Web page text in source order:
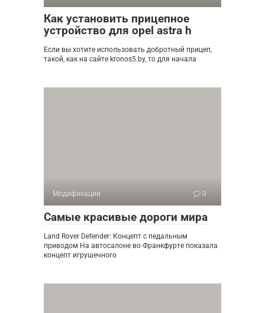
Как установить прицепное
устройство для opel astra h
Если вы хотите использовать добротный прицеп,
такой, как на сайте kronos5.by, то для начала
Модификации 0
Самые красивые дороги мира
Land Rover Defender: Концепт с педальным
приводом На автосалоне во Франкфурте показала
концепт игрушечного